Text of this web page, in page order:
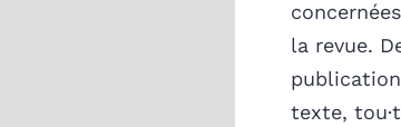
la revue.
texte,